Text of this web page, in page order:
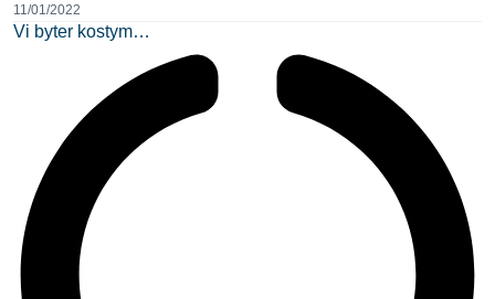
11/01/2022
Vi byter kostym…